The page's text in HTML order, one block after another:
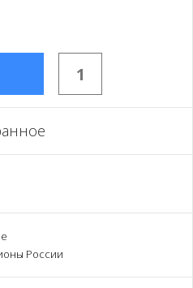
России